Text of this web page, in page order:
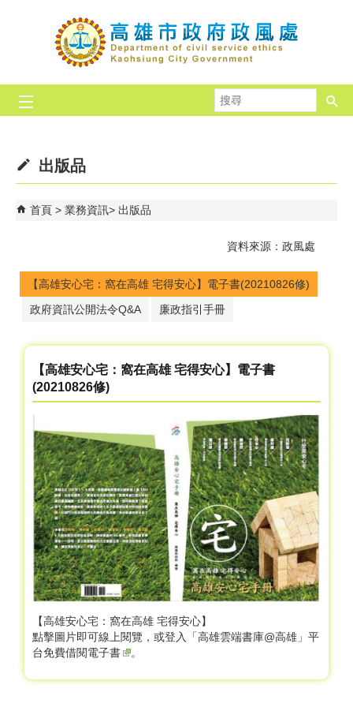
跳到主要內容區塊
尋
出版品
首頁 業務資訊 出版品
資料來源：政風處
【高雄安心宅：窩在高雄 宅得安心】電子書(20210826修)
政府資訊公開法令Q&A
廉政指引手冊
【高雄安心宅：窩在高雄 宅得安心】電子書
(20210826修)
【高雄安心宅：窩在高雄 宅得安心】
點擊圖片即可線上閱覽，或登入「高雄雲端書庫@高雄」平
台免費借閱電子書 。